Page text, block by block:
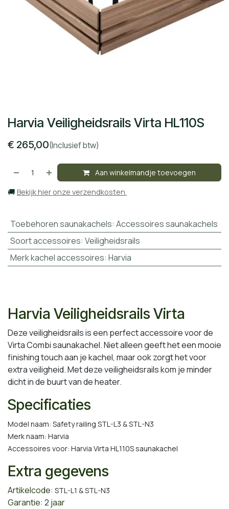
Harvia Veiligheidsrails Virta HL110S
€ 265,00(Inclusief btw)
Aan winkelmandje toevoegen
🚚 Bekijk hier onze verzendkosten.
Toebehoren saunakachels: Accessoires saunakachels
Soort accessoires: Veiligheidsrails
Merk kachel accessoires: Harvia
Harvia Veiligheidsrails Virta
Deze veiligheidsrails is een perfect accessoire voor de
Virta Combi saunakachel. Niet alleen geeft het een mooie
finishing touch aan je kachel, maar ook zorgt het voor
extra veiligheid. Met deze veiligheidsrails kom je minder
dicht in de buurt van de heater.
Specificaties
Model naam: Safety railing STL-L3 &STL-N3
Merk naam: Harvia
Accessoires voor: Harvia Virta HL110S saunakachel
Extra gegevens
Artikelcode: STL-L1 &STL-N3
Garantie: 2 jaar